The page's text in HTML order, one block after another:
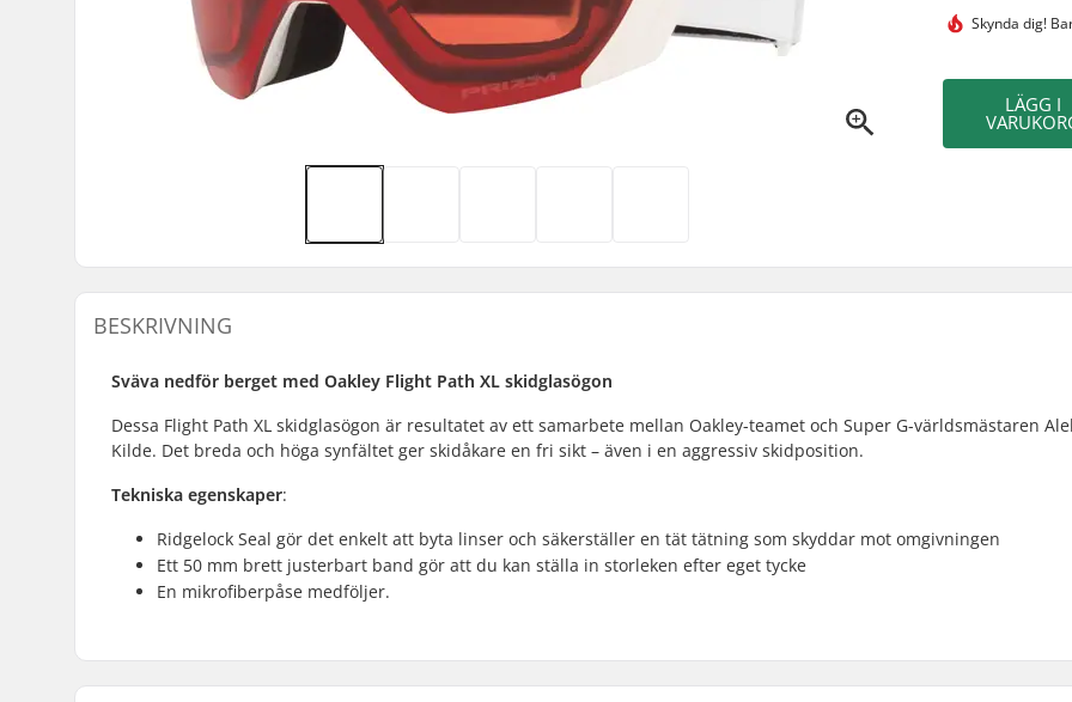
Skynda dig!
LÄGG I
BESKRIVNING
Sväva nedför berget med Oakley Flight Path XL skidglasögon
Dessa Flight Path XL skidglasögon är resultatet av ett samarbete mellan Oakley-teamet och Super G-världsmästaren
Kilde. Det breda och höga synfältet ger skidåkare en fri sikt – även i en aggressiv skidposition.
Tekniska egenskaper:
Ridgelock Seal gör det enkelt att byta linser och säkerställer en tät tätning som skyddar mot omgivningen
Ett 50 mm brett justerbart band gör att du kan ställa in storleken efter eget tycke
En mikrofiberpåse medföljer.